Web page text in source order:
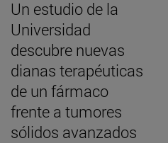
Un estudio de la
Universidad
descubre nuevas
dianas terapéuticas
de un fármaco
frente a tumores
sólidos avanzados